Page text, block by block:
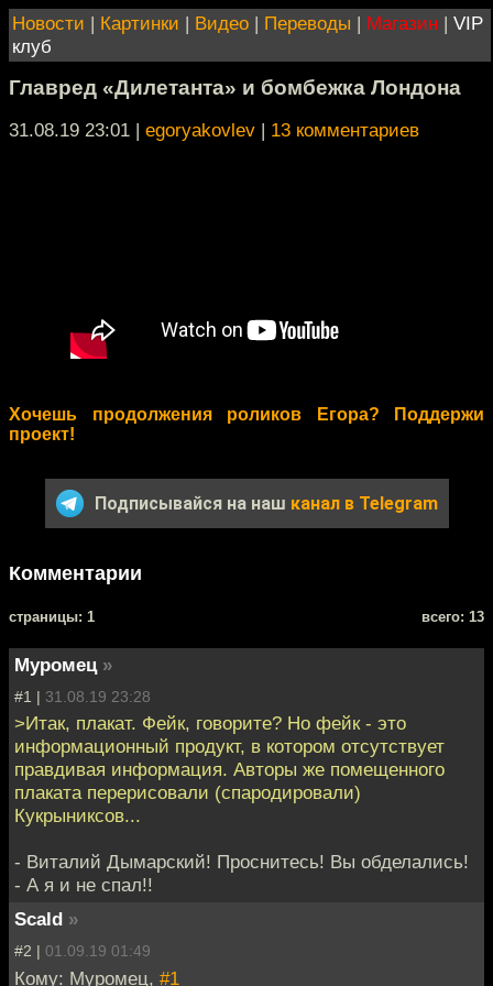
Новости | Картинки | Видео | Переводы | Магазин | VIP
клуб
Главред «Дилетанта» и бомбежка Лондона
31.08.19 23:01 | egoryakovlev | 13 комментариев
Хочешь продолжения роликов Егора? Поддержи
проект!
Подписывайся на наш канал в Telegram
Комментарии
cтраницы: 1 всего: 13
Муромец »
#1 | 31.08.19 23:28
>Итак, плакат. Фейк, говорите? Но фейк - это
информационный продукт, в котором отсутствует
правдивая информация. Авторы же помещенного
плаката перерисовали (спародировали)
Кукрыниксов...
- Виталий Дымарский! Проснитесь! Вы обделались!
- А я и не спал!!
Scald »
#2 | 01.09.19 01:49
Кому: Муромец, #1